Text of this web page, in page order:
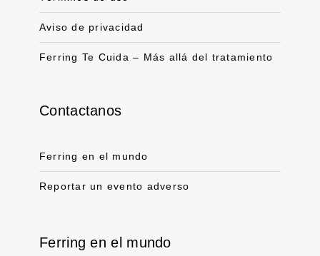
Aviso de privacidad
Ferring Te Cuida – Más allá del tratamiento
Contactanos
Ferring en el mundo
Reportar un evento adverso
Ferring en el mundo